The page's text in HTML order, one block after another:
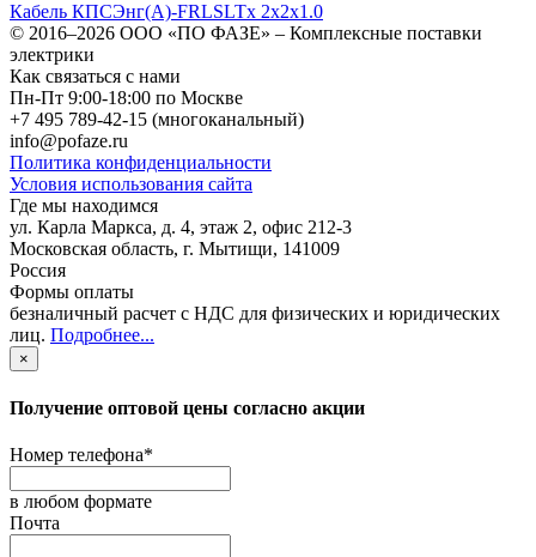
Кабель КПСЭнг(A)-FRLSLTx 2x2x1.0
© 2016–2026 ООО «ПО ФАЗЕ» – Комплексные поставки
электрики
Как связаться с нами
Пн-Пт 9:00-18:00 по Москве
+7 495 789-42-15 (многоканальный)
info@pofaze.ru
Политика конфиденциальности
Условия использования сайта
Где мы находимся
ул. Карла Маркса, д. 4, этаж 2, офис 212-3
Московская область, г. Мытищи, 141009
Россия
Формы оплаты
безналичный расчет с НДС для физических и юридических
лиц. Подробнее...
×
Получение оптовой цены согласно акции
Номер телефона*
в любом формате
Почта